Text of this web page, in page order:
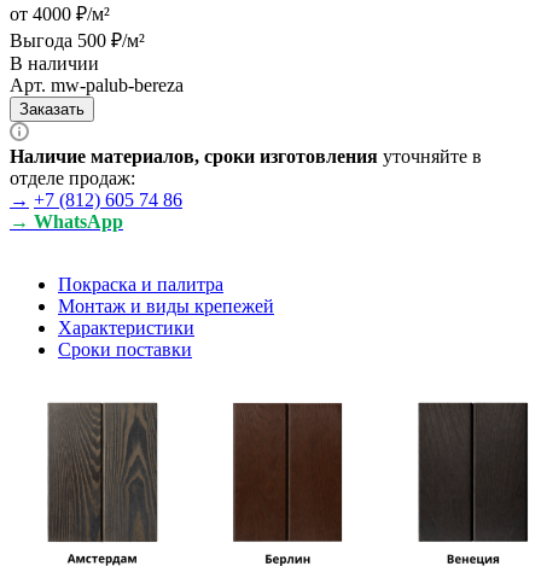
от 4000 ₽/м²
Выгода 500 ₽/м²
В наличии
Арт. mw-palub-bereza
Заказать
Наличие материалов, сроки изготовления уточняйте в
отделе продаж:
→ +7 (812) 605 74 86
→ WhatsApp
Покраска и палитра
Монтаж и виды крепежей
Характеристики
Сроки поставки